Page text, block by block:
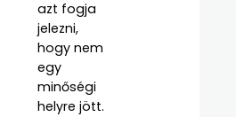
azt fogja
jelezni,
hogy nem
egy
minőségi
helyre jött.